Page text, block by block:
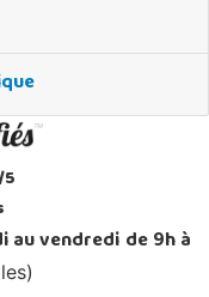
/5
au vendredi de 9h à